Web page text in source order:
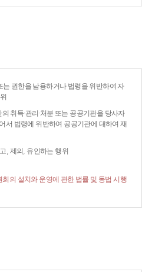
권한을 남용하거나 법령을 위반하여 자
취득·관리·처분 또는 공공기관을 당사자
서 법령에 위반하여 공공기관에 대하여 재
, 제의, 유인하는 행위
의 설치와 운영에 관한 법률 및 동법 시행